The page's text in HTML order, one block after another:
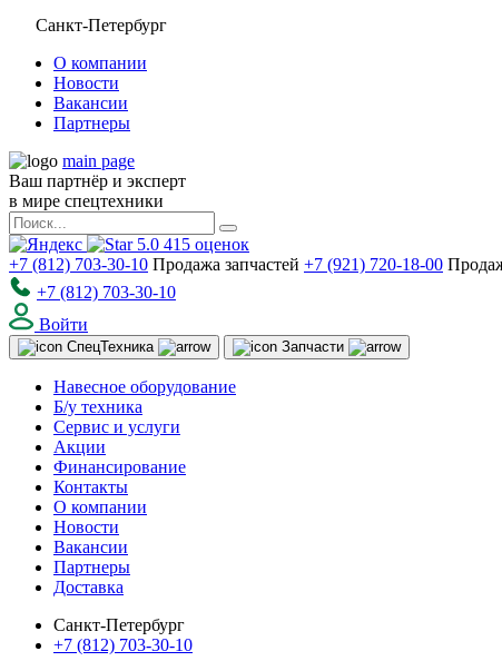
Санкт-Петербург
О компании
Новости
Вакансии
Партнеры
main page
Ваш партнёр и эксперт
в мире спецтехники
5.0 415 оценок
+7 (812) 703-30-10 Продажа запчастей +7 (921) 720-18-00
+7 (812) 703-30-10
Войти
СпецТехника Запчасти
Навесное оборудование
Б/у техника
Сервис и услуги
Акции
Финансирование
Контакты
О компании
Новости
Вакансии
Партнеры
Доставка
Санкт-Петербург
+7 (812) 703-30-10